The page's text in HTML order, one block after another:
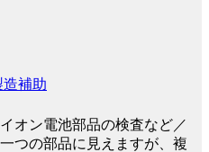
補助
オン電池部品の検査など／
つの部品に見えますが、複